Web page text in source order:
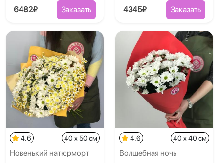
6482₽ Заказать 4345₽ Заказать
4.6 40 x 50 см
Новенький натюрморт
4.6 40 x 40 см
Волшебная ночь